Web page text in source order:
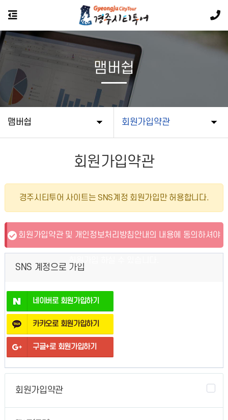
맴버쉽 회원가입약관
맴버쉽
회원가입약관
경주시티투어 사이트는 SNS계정 회원가입만 허용합니다.
회원가입약관 및 개인정보처리방침안내의 내용에 동의하셔야
회원가입 하실 수 있습니다.
SNS 계정으로 가입
네이버로 회원가입하기
카카오로 회원가입하기
구글+로 회원가입하기
회원가입약관